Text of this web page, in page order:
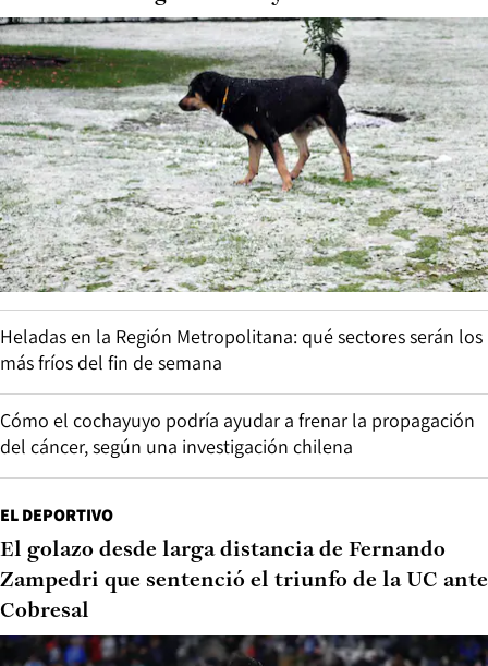
Heladas en la Región Metropolitana: qué sectores serán los
más fríos del fin de semana
Cómo el cochayuyo podría ayudar a frenar la propagación
del cáncer, según una investigación chilena
EL DEPORTIVO
El golazo desde larga distancia de Fernando
Zampedri que sentenció el triunfo de la UC ante
Cobresal